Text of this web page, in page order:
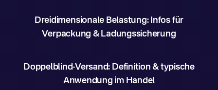
Dreidimensionale Belastung: Infos für
Verpackung & Ladungssicherung
Doppelblind-Versand: Definition & typische
Anwendung im Handel